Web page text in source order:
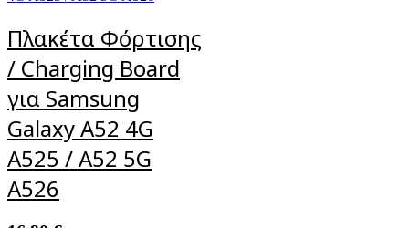
Πλακέτα Φόρτισης
/ Charging Board
για Samsung
Galaxy A52 4G
A525 / A52 5G
A526